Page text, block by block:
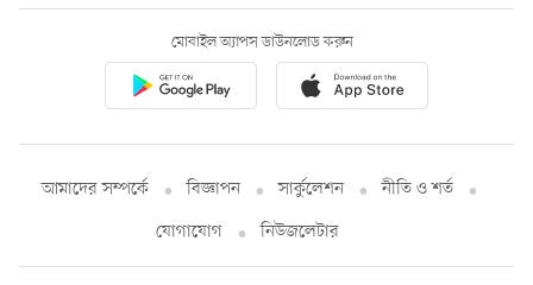
মোবাইল অ্যাপস ডাউনলোড করুন
আমাদের সম্পর্কে বিজ্ঞাপন সার্কুলেশন
নীতি ও শর্ত
যোগাযোগ
নিউজলেটার